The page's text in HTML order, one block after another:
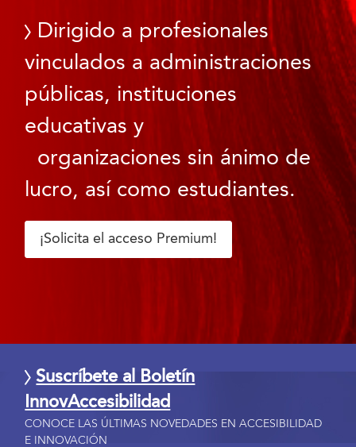
Dirigido a profesionales
vinculados a administraciones
públicas, instituciones
educativas y
organizaciones sin ánimo de
lucro, así como estudiantes.
¡Solicita el acceso Premium!
Suscríbete al Boletín
InnovAccesibilidad
CONOCE LAS ÚLTIMAS NOVEDADES EN ACCESIBILIDAD
E INNOVACIÓN